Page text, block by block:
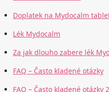
Doplatek na Mydocalm
Lék Mydocalm
Za jak dlouho zabere lék
FAQ – Často kladené otázky
FAQ – Často kladené otázky